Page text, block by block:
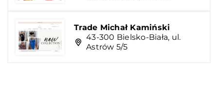
Trade Michał Kamiński
43-300 Bielsko-Biała, ul.
Astrów 5/5